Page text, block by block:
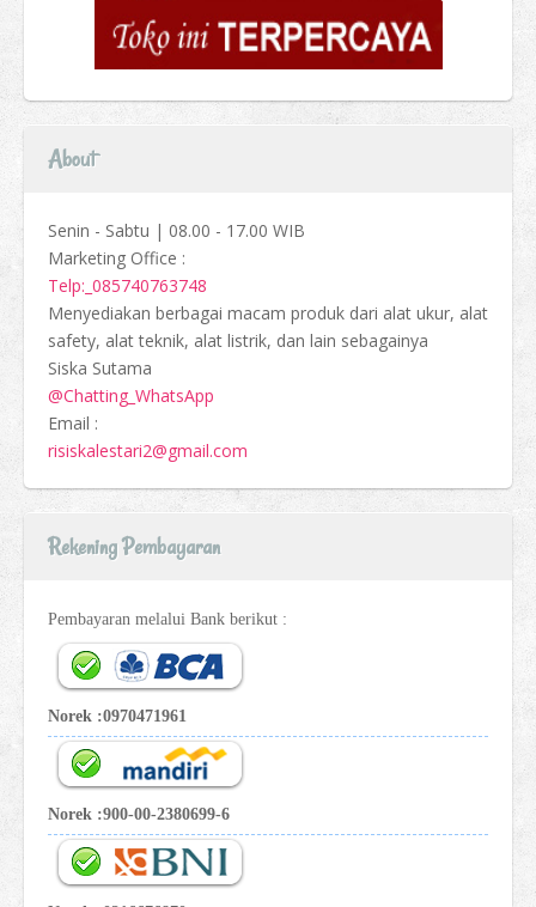
About
Senin - Sabtu | 08.00 - 17.00 WIB
Marketing Office :
Telp:_085740763748
Menyediakan berbagai macam produk dari alat ukur, alat
safety, alat teknik, alat listrik, dan lain sebagainya
Siska Sutama
@Chatting_WhatsApp
Email :
risiskalestari2@gmail.com
Rekening Pembayaran
Pembayaran melalui Bank berikut :
Norek :0970471961
Norek :900-00-2380699-6